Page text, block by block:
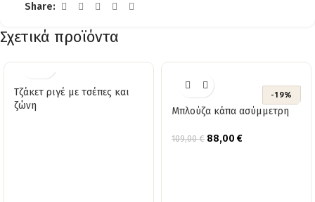
Share:
Σχετικά προϊόντα
Τζάκετ ριγέ με τσέπες και
ζώνη
-19%
Μπλούζα κάπα ασύμμετρη
109,00€ 88,00 €